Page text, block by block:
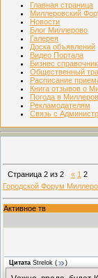
Главная страница
Миллеровский
Новости
Блог Миллерово
Галерея
Доска объявлений
Видео Портала
Бизнес справочник
Общественный
Расписание
Книга отзывов о
Погода в
Рекламодателям
Связь с
Страница 2 из 2 « 1 2
Городской Форум
Активное тв
Цитата Strelok ( )